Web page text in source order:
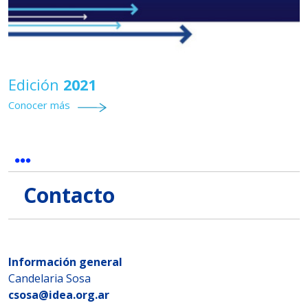
Edición 2021
Conocer más
Contacto
Información general
Candelaria Sosa
csosa@idea.org.ar